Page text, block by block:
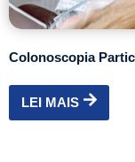
Colonoscopia
LEI MAIS